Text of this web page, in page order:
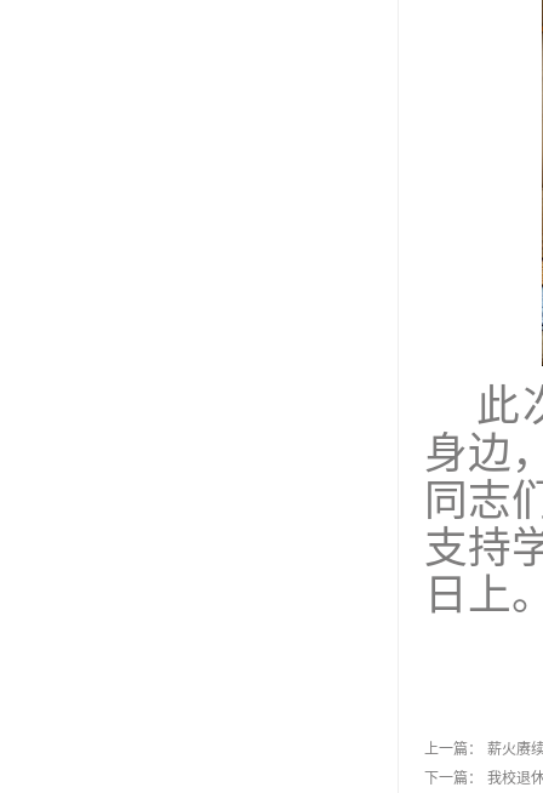
此
身边
同志
支持
日上
上一篇：
薪火赓
下一篇：
我校退